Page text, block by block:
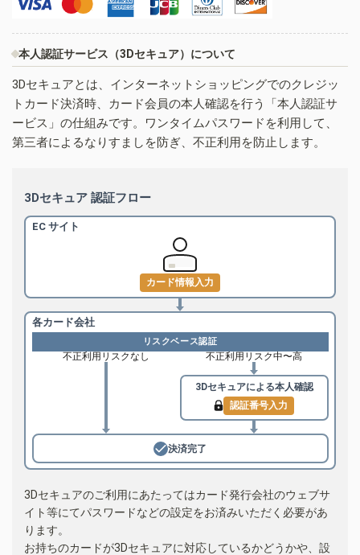
本人認証サービス（3Dセキュア）について
3Dセキュアとは、インターネットショッピングでのクレジッ
トカード決済時、カード会員の本人確認を行う「本人認証サ
ービス」の仕組みです。ワンタイムパスワードを利用して、
第三者によるなりすましを防ぎ、不正利用を防止します。
3Dセキュア 認証フロー
EC サイト
カード情報入力
各カード会社
リスクベース認証
不正利用リスクなし 不正利用リスク中〜高
3Dセキュアによる本人確認
認証番号入力
決済完了
3Dセキュアのご利用にあたってはカード発行会社のウェブサ
イト等にてパスワードなどの設定をお済みいただく必要があ
ります。
お持ちのカードが3Dセキュアに対応しているかどうかや、設